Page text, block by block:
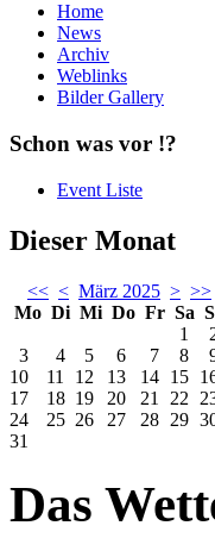
Home
News
Archiv
Weblinks
Bilder Gallery
Schon was vor !?
Event Liste
Dieser Monat
<< < März 2025 > >>
Mo Di Mi Do Fr Sa
1
3
4 5 6 7 8
10
11 12 13 14 15
17
18 19 20 21 22
24
25 26 27 28 29
31
Das